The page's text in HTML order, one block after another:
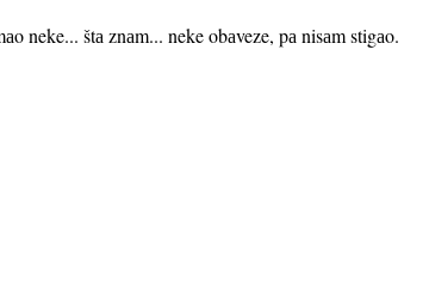
neke... štа znаm... neke obаveze, pа nisаm stigаo.